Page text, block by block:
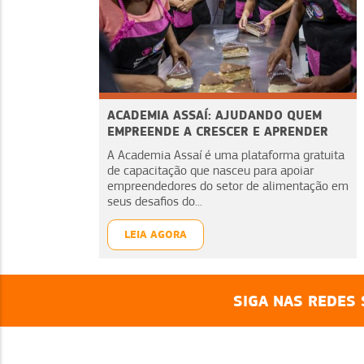
ACADEMIA ASSAÍ: AJUDANDO QUEM
EMPREENDE A CRESCER E APRENDER
A Academia Assaí é uma plataforma gratuita
de capacitação que nasceu para apoiar
empreendedores do setor de alimentação em
seus desafios do...
LEIA AGORA
SIGA NAS REDES